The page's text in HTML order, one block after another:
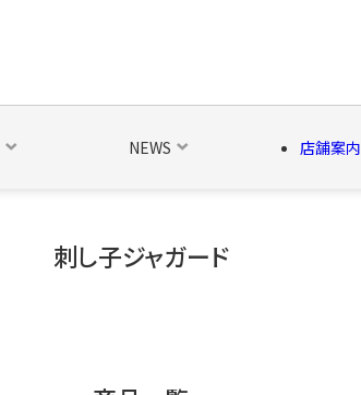
NEWS 店舗案内
ベルト・関連商品 新商品 シーズン品
刺し子ジャガード